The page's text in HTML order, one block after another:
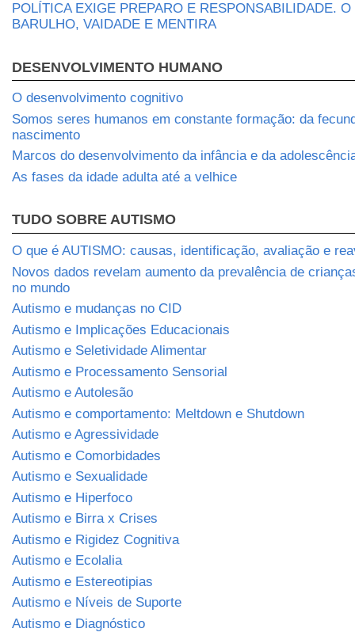
POLÍTICA EXIGE PREPARO E RESPONSABILIDADE.
BARULHO, VAIDADE E MENTIRA
DESENVOLVIMENTO HUMANO
O desenvolvimento cognitivo
Somos seres humanos em constante formação: da
nascimento
Marcos do desenvolvimento da infância e da
As fases da idade adulta até a velhice
TUDO SOBRE AUTISMO
O que é AUTISMO: causas, identificação, avaliação e
Novos dados revelam aumento da prevalência de
no mundo
Autismo e mudanças no CID
Autismo e Implicações Educacionais
Autismo e Seletividade Alimentar
Autismo e Processamento Sensorial
Autismo e Autolesão
Autismo e comportamento: Meltdown e Shutdown
Autismo e Agressividade
Autismo e Comorbidades
Autismo e Sexualidade
Autismo e Hiperfoco
Autismo e Birra x Crises
Autismo e Rigidez Cognitiva
Autismo e Ecolalia
Autismo e Estereotipias
Autismo e Níveis de Suporte
Autismo e Diagnóstico